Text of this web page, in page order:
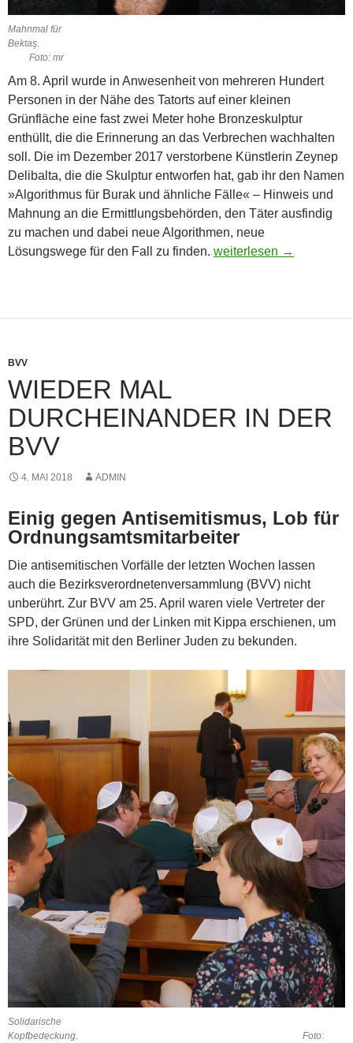
Mahnmal für
Bektaş.
Foto: mr
Am 8. April wurde in Anwesenheit von mehreren Hundert
Personen in der Nähe des Tatorts auf einer kleinen
Grünfläche eine fast zwei Meter hohe Bronze­skulptur
enthüllt, die die Erinnerung an das Verbrechen wachhalten
soll. Die im Dezember 2017 verstorbene Künstlerin Zeynep
Delibalta, die die Skulptur entworfen hat, gab ihr den Namen
»Algorithmus für Burak und ähnliche Fälle« – Hinweis und
Mahnung an die Ermittlungsbehörden, den Täter ausfindig
zu machen und dabei neue Algorithmen, neue
Lösungswege für den Fall zu finden. Skulptur erinnert an
weiterlesen →
BVV
WIEDER MAL
DURCHEINANDER IN DER
BVV
4. MAI 2018 ADMIN
Einig gegen Antisemitismus, Lob für
Ordnungsamtsmitarbeiter
Die antisemitischen Vorfälle der letzten Wochen lassen
auch die Bezirksverordnetenversammlung (BVV) nicht
unberührt. Zur BVV am 25. April waren viele Vertreter der
SPD, der Grünen und der Linken mit Kippa erschienen, um
ihre Solidarität mit den Berliner Juden zu bekunden.
Solidarische
Kopfbedeckung. Foto: